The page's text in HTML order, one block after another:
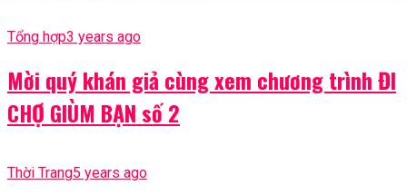
Tổng hợp3 years ago
Mời quý khán giả cùng xem chương trình ĐI
CHỢ GIÙM BẠN số 2
Thời Trang5 years ago